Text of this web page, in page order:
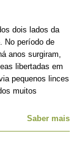
dois lados da
No período de
anos surgiram,
libertadas em
pequenos linces
muitos
Saber mais